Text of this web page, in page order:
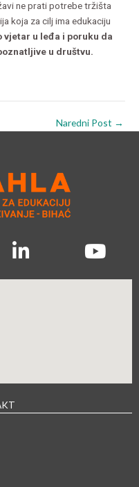
ne prati potrebe tržišta
koja za cilj ima edukaciju
vjetar u leđa i poruku da
u društvu.
Naredni Post →